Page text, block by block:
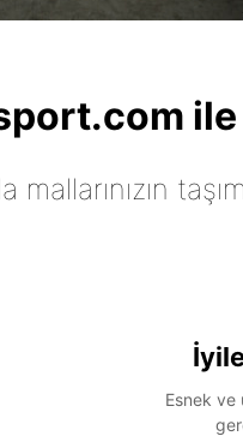
ile
mallarınızın
Esnek ve